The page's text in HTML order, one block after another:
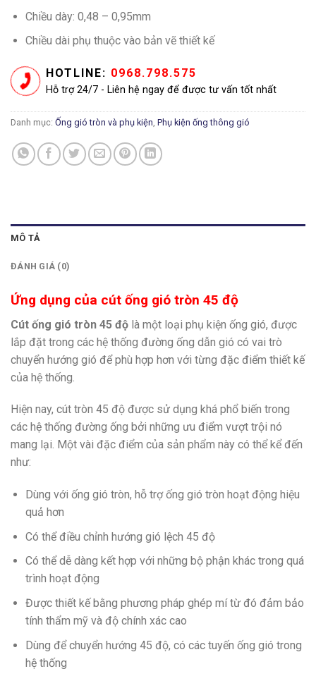
Chiều dày: 0,48 – 0,95mm
Chiều dài phụ thuộc vào bản vẽ thiết kế
HOTLINE: 0968.798.575
Hỗ trợ 24/7 - Liên hệ ngay để được tư vấn tốt nhất
Danh mục: Ống gió tròn và phụ kiện, Phụ kiện ống thông gió
MÔ TẢ
ĐÁNH GIÁ (0)
Ứng dụng của cút ống gió tròn 45 độ
Cút ống gió tròn 45 độ là một loại phụ kiện ống gió, được
lắp đặt trong các hệ thống đường ống dẫn gió có vai trò
chuyển hướng gió để phù hợp hơn với từng đặc điểm thiết kế
của hệ thống.
Hiện nay, cút tròn 45 độ được sử dụng khá phổ biến trong
các hệ thống đường ống bởi những ưu điểm vượt trội nó
mang lại. Một vài đặc điểm của sản phẩm này có thể kể đến
như:
Dùng với ống gió tròn, hỗ trợ ống gió tròn hoạt động hiệu
quả hơn
Có thể điều chỉnh hướng gió lệch 45 độ
Có thể dễ dàng kết hợp với những bộ phận khác trong quá
trình hoạt động
Được thiết kế bằng phương pháp ghép mí từ đó đảm bảo
tính thẩm mỹ và độ chính xác cao
Dùng để chuyển hướng 45 độ, có các tuyến ống gió trong
hệ thống